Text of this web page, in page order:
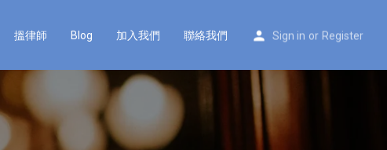
搵律師 Blog 加入我們 聯絡我們 Sign in or Register